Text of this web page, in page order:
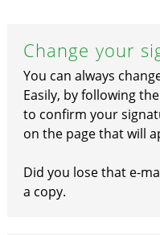
Change your
You can always
Easily, by following
to confirm your
on the page that will
Did you lose that e-
a copy.